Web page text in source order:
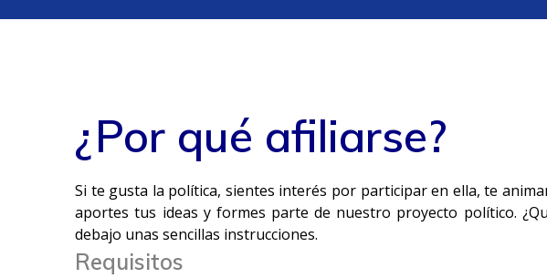
¿Por qué afiliarse?
Si te gusta la política, sientes interés por participar en ella, te
aportes tus ideas y formes parte de nuestro proyecto político.
debajo unas sencillas instrucciones.
Requisitos